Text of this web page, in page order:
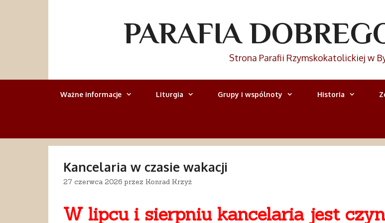
PARAFIA
Strona Parafii Rzymskokatolickiej w
Ważne informacje Liturgia Grupy i wspólnoty Historia
Kancelaria w czasie wakacji
27 czerwca 2026 przez Konrad Krzyż
W lipcu i sierpniu kancelaria jest